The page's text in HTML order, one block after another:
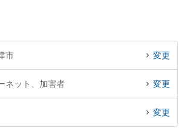
市 変更
ネット、加害者 変更
変更